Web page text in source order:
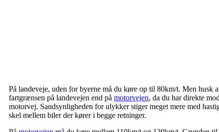
På landeveje, uden for byerne må du køre op til 80km/t. Men husk
fartgrænsen på landevejen end på motorvejen, da du har direkte
motorvej. Sandsynligheden for ulykker stiger meget mere med
skel mellem biler der kører i begge retninger.